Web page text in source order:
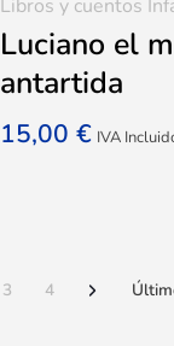
Luciano el
antartida
15,00 € IVA
Libros y cuentos
3 4